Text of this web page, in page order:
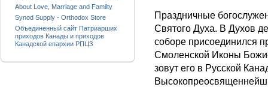
Праздничные
Святого Духа. В Духов
соборе присоединился
Смоленской Иконы
зовут его в Русской
About Love, Marriage and Familty
Synod Supply - Orthodox Store
Объединенный сайт Патриарших
приходов Канады и приходов
Канадской епархии РПЦЗ